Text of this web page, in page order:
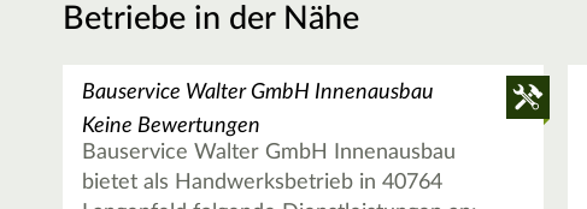
Betriebe in der Nähe
Bauservice Walter GmbH Innenausbau
Keine Bewertungen
Bauservice Walter GmbH Innenausbau
bietet als Handwerksbetrieb in 40764